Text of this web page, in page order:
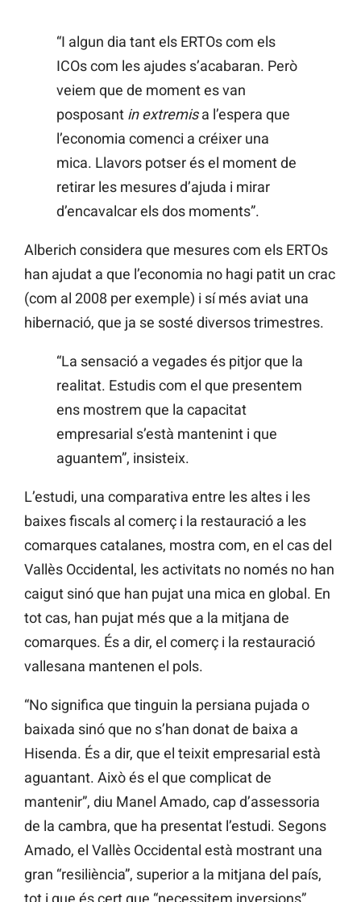
“I algun dia tant els ERTOs com els
ICOs com les ajudes s’acabaran. Però
veiem que de moment es van
posposant in extremisa l’espera que
l’economia comenci a créixer una
mica. Llavors potser és el moment de
retirar les mesures d’ajuda i mirar
d’encavalcar els dos moments”.
Alberich considera que mesures com els ERTOs
han ajudat a que l’economia no hagi patit un crac
(com al 2008 per exemple) i sí més aviat una
hibernació, que ja se sosté diversos trimestres.
“La sensació a vegades és pitjor que la
realitat. Estudis com el que presentem
ens mostrem que la capacitat
empresarial s’està mantenint i que
aguantem”, insisteix.
L’estudi, una comparativa entre les altes i les
baixes fiscals al comerç i la restauració a les
comarques catalanes, mostra com, en el cas del
Vallès Occidental, les activitats no només no han
caigut sinó que han pujat una mica en global. En
tot cas, han pujat més que a la mitjana de
comarques. És a dir, el comerç i la restauració
vallesana mantenen el pols.
“No significa que tinguin la persiana pujada o
baixada sinó que no s’han donat de baixa a
Hisenda. És a dir, que el teixit empresarial està
aguantant. Això és el que complicat de
mantenir”, diu Manel Amado, cap d’assessoria
de la cambra, que ha presentat l’estudi. Segons
Amado, el Vallès Occidental està mostrant una
gran “resiliència”, superior a la mitjana del país,
tot i que és cert que “necessitem inversions”.